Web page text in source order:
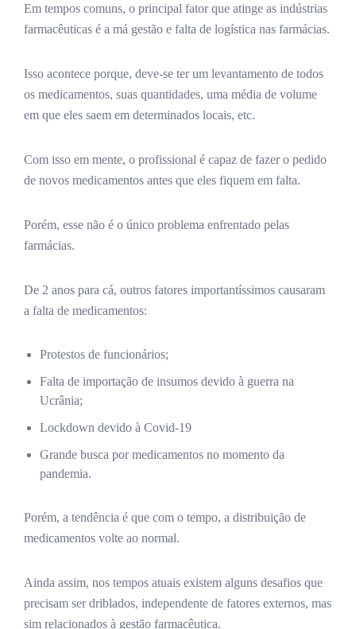
Em tempos comuns, o principal fator que atinge as indústrias
farmacêuticas é a má gestão e falta de logística nas farmácias.
Isso acontece porque, deve-se ter um levantamento de todos
os medicamentos, suas quantidades, uma média de volume
em que eles saem em determinados locais, etc.
Com isso em mente, o profissional é capaz de fazer o pedido
de novos medicamentos antes que eles fiquem em falta.
Porém, esse não é o único problema enfrentado pelas
farmácias.
De 2 anos para cá, outros fatores importantíssimos causaram
a falta de medicamentos:
Protestos de funcionários;
Falta de importação de insumos devido à guerra na
Ucrânia;
Lockdown devido à Covid-19
Grande busca por medicamentos no momento da
pandemia.
Porém, a tendência é que com o tempo, a distribuição de
medicamentos volte ao normal.
Ainda assim, nos tempos atuais existem alguns desafios que
precisam ser driblados, independente de fatores externos, mas
sim relacionados à gestão farmacêutica.